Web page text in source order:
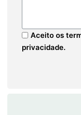
Aceito os
privacidade.